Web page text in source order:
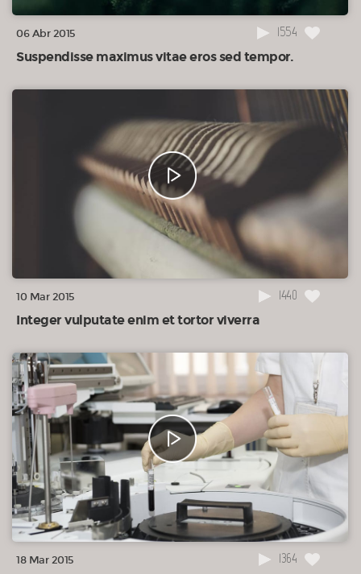
06 Abr 2015 1554
Suspendisse maximus vitae eros sed tempor.
10 Mar 2015 1440
Integer vulputate enim et tortor viverra
18 Mar 2015 1364